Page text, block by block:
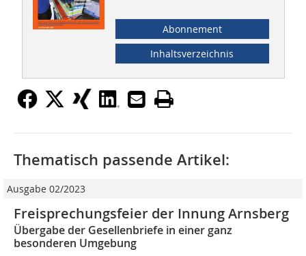
Abonnement
Inhaltsverzeichnis
Thematisch passende Artikel:
Ausgabe 02/2023
Freisprechungsfeier der Innung Arnsberg
Übergabe der Gesellenbriefe in einer ganz
besonderen Umgebung